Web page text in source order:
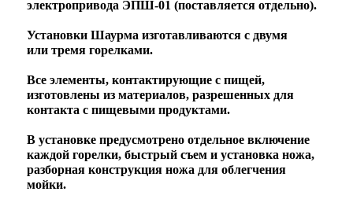
электропривода ЭПШ-01 (поставляется отдельно).
Установки Шаурма изготавливаются с двумя
или тремя горелками.
Все элементы, контактирующие с пищей,
изготовлены из материалов, разрешенных для
контакта с пищевыми продуктами.
В установке предусмотрено отдельное включение
каждой горелки, быстрый съем и установка ножа,
разборная конструкция ножа для облегчения
мойки.